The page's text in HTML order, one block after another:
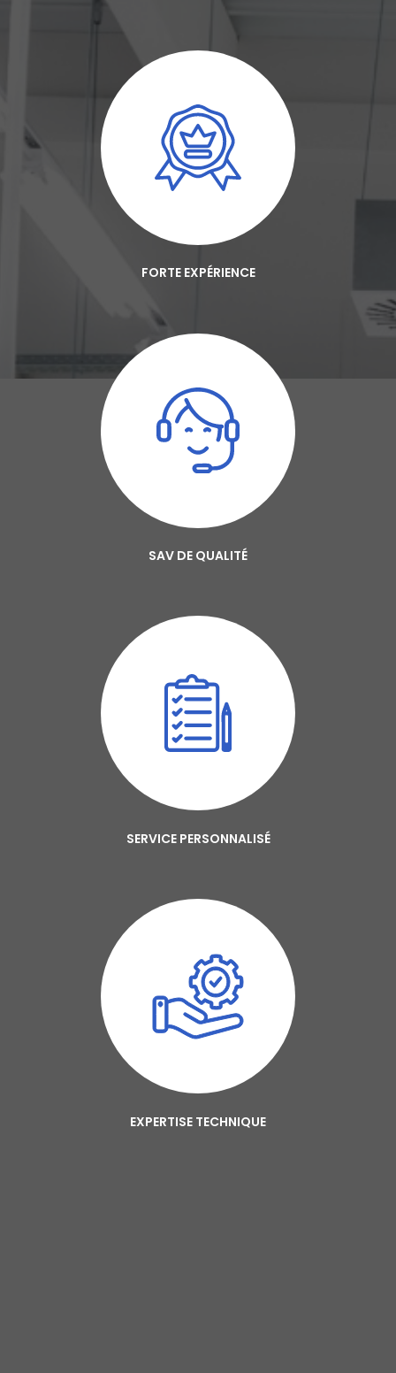
FORTE EXPÉRIENCE
SAV DE QUALITÉ
SERVICE PERSONNALISÉ
EXPERTISE TECHNIQUE